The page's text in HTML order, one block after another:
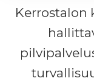
Kerrostalon